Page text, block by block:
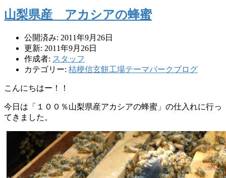
山梨県産 アカシアの蜂蜜
公開済み: 2011年9月26日
更新: 2011年9月26日
作成者: スタッフ
カテゴリー: 桔梗信玄餅工場テーマパークブログ
こんにちはー！！
今日は「１００％山梨県産アカシアの蜂蜜」の仕入れに行っ
てきました。